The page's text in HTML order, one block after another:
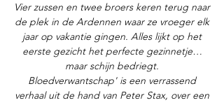
Vier zussen en twee broers keren terug naar
de plek in de Ardennen waar ze vroeger elk
jaar op vakantie gingen. Alles lijkt op het
eerste gezicht het perfecte gezinnetje…
maar schijn bedriegt.
Bloedverwantschap' is een verrassend
verhaal uit de hand van Peter Stax, over een